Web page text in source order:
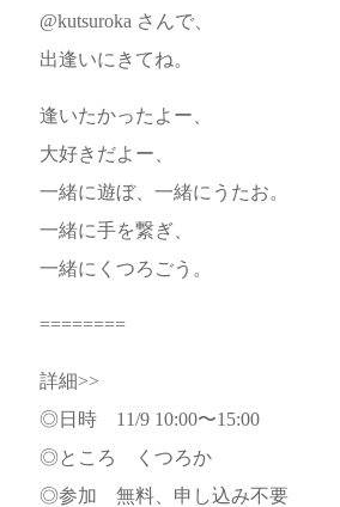
@kutsuroka さんで、
出逢いにきてね。
逢いたかったよー、
大好きだよー、
一緒に遊ぼ、一緒にうたお。
一緒に手を繋ぎ、
一緒にくつろごう。
========
詳細>>
◎日時 11/9 10:00〜15:00
◎ところ くつろか
◎参加 無料、申し込み不要